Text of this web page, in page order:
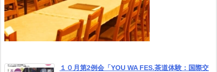
１０月第2例会「YOU WA FES.茶道体験：国際交